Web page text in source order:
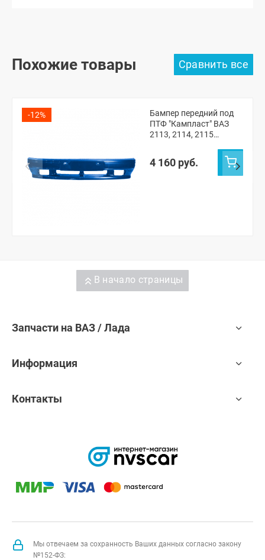
Похожие товары
-12%
Бампер передний под
ПТФ "Кампласт" ВАЗ
2113, 2114, 2115
4 160 руб.
В начало страницы
Запчасти на ВАЗ / Лада
Информация
Контакты
Мы отвечаем за сохранность Ваших данных согласно закону
№152-ФЗ: